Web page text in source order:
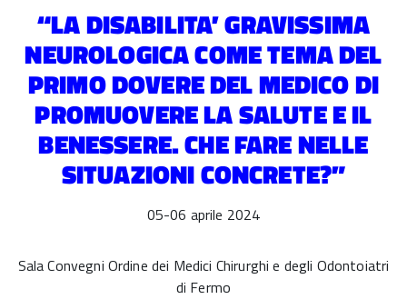
“LA DISABILITA’ GRAVISSIMA
NEUROLOGICA COME TEMA DEL
PRIMO DOVERE DEL MEDICO DI
PROMUOVERE LA SALUTE E IL
BENESSERE. CHE FARE NELLE
SITUAZIONI CONCRETE?”
05-06 aprile 2024
Sala Convegni Ordine dei Medici Chirurghi e degli Odontoiatri
di Fermo